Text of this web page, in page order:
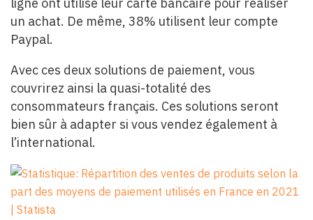
un achat. De même, 38% utilisent leur compte
Paypal.
Avec ces deux solutions de paiement, vous
couvrirez ainsi la quasi-totalité des
consommateurs français. Ces solutions seront
bien sûr à adapter si vous vendez également à
l’international.